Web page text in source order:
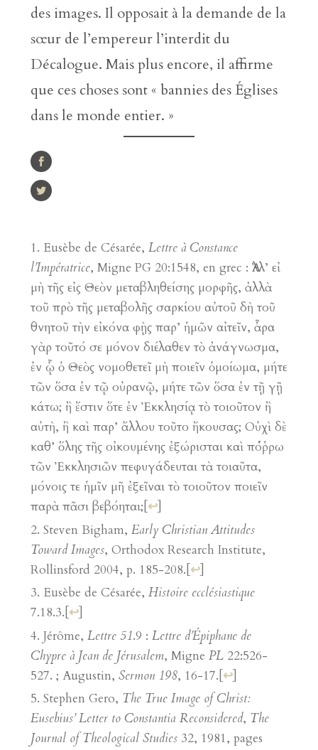
des images. Il opposait à la demande de la
sœur de l’empereur l’interdit du
Décalogue. Mais plus encore, il affirme
que ces choses sont « bannies des Églises
dans le monde entier. »
Eusèbe de Césarée, Lettre à Constance
l’Impératrice, Migne PG 20:1548, en grec : Ἀλλ’ εἰ
µὴ τῆς εἰς Θεὸν µεταβληθείσης µορφῆς, ἀλλὰ
τοῦ πρὸ τῆς µεταβολῆς σαρκίου αὐτοῦ δὴ τοῦ
θνητοῦ τὴν εἰκόνα φῂς παρ’ ἡµῶν αἰτεῖν, ἆρα
γὰρ τοῦτό σε µόνον διέλαθεν τὸ ἀνάγνωσµα,
ἐν ᾧ ὁ Θεὸς νοµοθετεῖ µὴ ποιεῖν ὁµοίωµα, µήτε
τῶν ὅσα ἐν τῷ οὐρανῷ, µήτε τῶν ὅσα ἐν τῇ γῇ
κάτω; ἢ ἔστιν ὅτε ἐν Ἐκκλησίᾳ τὸ τοιοῦτον ἢ
αὐτὴ, ἢ καὶ παρ’ ἄλλου τοῦτο ἤκουσας; Οὐχὶ δὲ
καθ’ ὅλης τῆς οἰκουµένης ἐξώρισται καὶ πόῤῥω
τῶν Ἐκκλησιῶν πεφυγάδευται τὰ τοιαῦτα,
µόνοις τε ἡµῖν µῆ ἐξεῖναι τὸ τοιοῦτον ποιεῖν
παρὰ πᾶσι βεβόηται; ↩]
Steven Bigham, Early Christian Attitudes
Toward Images, Orthodox Research Institute,
Rollinsford 2004, p. 185-208. ↩]
Eusèbe de Césarée, Histoire ecclésiastique
7.18.3. ↩]
Jérôme, Lettre 51.9 : Lettre d’Épiphane de
Chypre à Jean de Jérusalem, Migne PL22:526-
527. ; Augustin, Sermon 198, 16-17. ↩]
Stephen Gero, The True Image of Christ:
Eusebius’ Letter to Constantia Reconsidered, The
Journal of Theological Studies32, 1981, pages